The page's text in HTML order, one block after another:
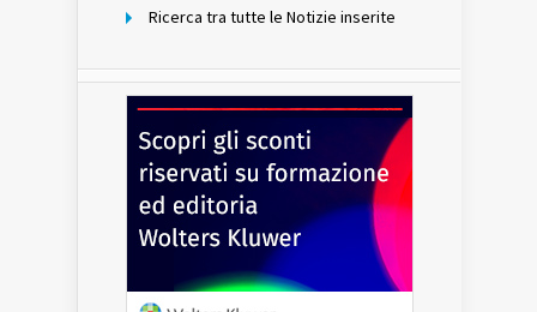
Ricerca tra tutte le Notizie inserite